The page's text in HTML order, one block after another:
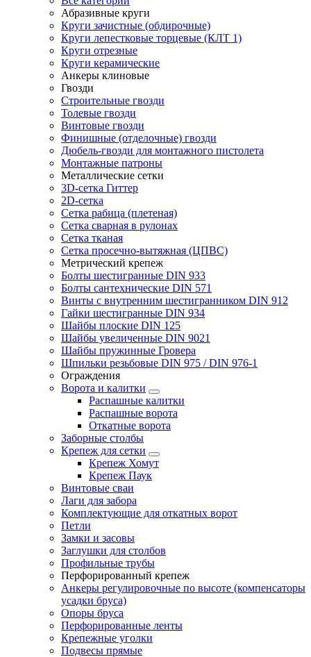
Абразивные круги
Круги зачистные (обдирочные)
Круги лепестковые торцевые (КЛТ 1)
Круги отрезные
Круги керамические
Анкеры клиновые
Гвозди
Строительные гвозди
Толевые гвозди
Винтовые гвозди
Финишные (отделочные) гвозди
Дюбель-гвозди для монтажного пистолета
Монтажные патроны
Металлические сетки
3D-сетка Гиттер
2D-сетка
Сетка рабица (плетеная)
Сетка сварная в рулонах
Сетка тканая
Сетка просечно-вытяжная (ЦПВС)
Метрический крепеж
Болты шестигранные DIN 933
Болты сантехнические DIN 571
Винты с внутренним шестигранником DIN 912
Гайки шестигранные DIN 934
Шайбы плоские DIN 125
Шайбы увеличенные DIN 9021
Шайбы пружинные Гровера
Шпильки резьбовые DIN 975 / DIN 976-1
Ограждения
Ворота и калитки
Распашные калитки
Распашные ворота
Откатные ворота
Заборные столбы
Крепеж для сетки
Крепеж Хомут
Крепеж Паук
Винтовые сваи
Лаги для забора
Комплектующие для откатных ворот
Петли
Замки и засовы
Заглушки для столбов
Профильные трубы
Перфорированный крепеж
Анкеры регулировочные по высоте (компенсаторы
усадки бруса)
Опоры бруса
Перфорированные ленты
Крепежные уголки
Подвесы прямые